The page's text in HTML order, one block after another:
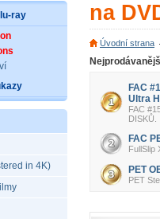
ray
in 4K)
na
Úvodní strana
FAC
Ultra
FAC
DISKŮ.
FAC
FullSlip
PET
PET